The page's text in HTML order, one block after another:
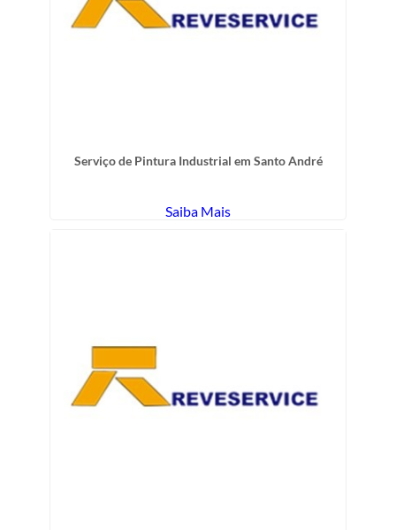
Serviço de Pintura Industrial em Santo André
Saiba Mais